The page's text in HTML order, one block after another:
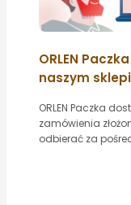
ORLEN
naszym
ORLEN Paczka
zamówienia
odbierać za